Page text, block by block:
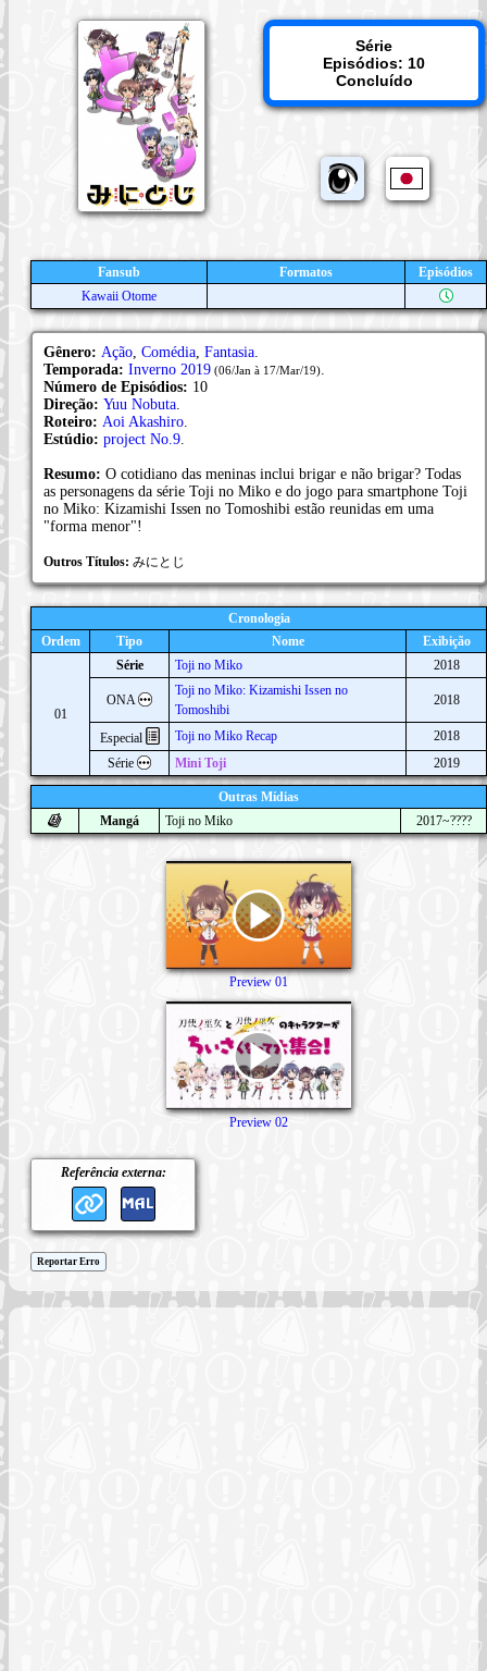
Série
Episódios: 10
Concluído
Fansub Formatos
Episódios
Kawaii Otome
Gênero: Ação Comédia Fantasia
Temporada: Inverno 2019 (06/Jan à 17/Mar/19)
Número de Episódios: 10
Direção: Yuu Nobuta
Roteiro: Aoi Akashiro
Estúdio: project No.9
Resumo: O cotidiano das meninas inclui brigar e não brigar? Todas
as personagens da série Toji no Miko e do jogo para smartphone Toji
no Miko: Kizamishi Issen no Tomoshibi estão reunidas em uma
"forma menor"!
Outros Títulos: みにとじ
Cronologia
Ordem
Tipo Nome Exibição
01
Série Toji no Miko 2018
ONA
Toji no Miko: Kizamishi Issen no
Tomoshibi
2018
Especial Toji no Miko Recap
2018
Série
Mini Toji 2019
Outras Mídias
Mangá
Toji no Miko 2017~????
Referência externa:
Preview 01
Preview 02
Reportar Erro